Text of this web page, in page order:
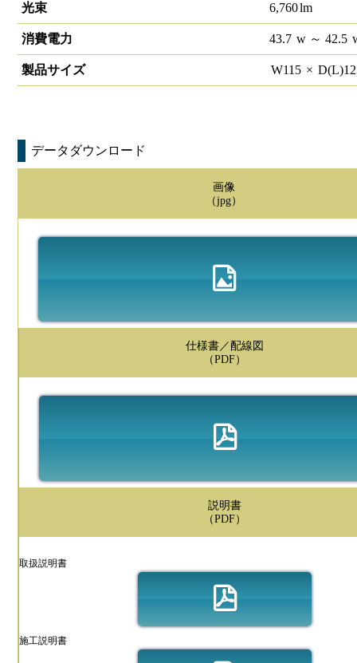
光束 6,760lm
消費電力 43.7 w～ 42.5
製品サイズ W115 × D(L)
データダウンロード
画像
（jpg）
仕様書／配線図
（PDF）
説明書
（PDF）
取扱説明書
施工説明書